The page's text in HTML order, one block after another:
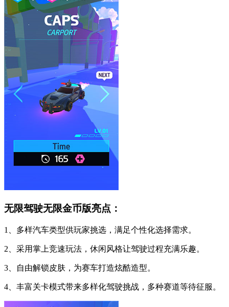
无限驾驶无限金币版亮点：
1、多样汽车类型供玩家挑选，满足个性化选择需求。
2、采用掌上竞速玩法，休闲风格让驾驶过程充满乐趣。
3、自由解锁皮肤，为赛车打造炫酷造型。
4、丰富关卡模式带来多样化驾驶挑战，多种赛道等待征服。